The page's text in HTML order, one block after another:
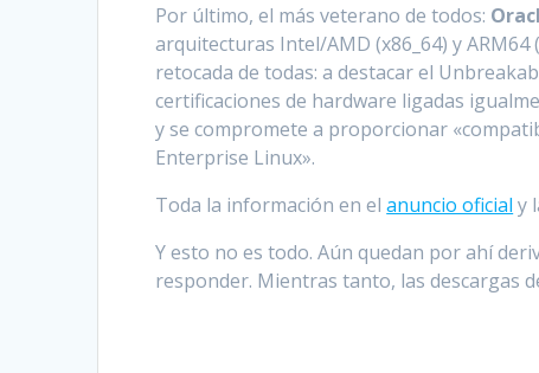
Por último, el más veterano de todos:
arquitecturas Intel/AMD (x86_64) y
retocada de todas: a destacar el
certificaciones de hardware ligadas
y se compromete a proporcionar
Enterprise Linux».
Toda la información en elanuncio oficial y
Y esto no es todo. Aún quedan por ahí
responder. Mientras tanto, las descargas